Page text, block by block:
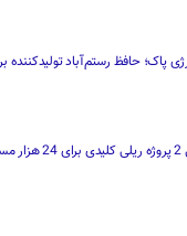
پاک؛ حافظ رستم‌آباد تولیدکننده
عملیات اجرایی 2 پروژه ریلی